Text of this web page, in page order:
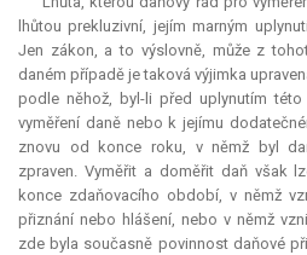
lhůtou prekluzivní, jejím marným
Jen zákon, a to výslovně, může z
daném případě je taková výjimka
podle něhož, byl-li před uplynutím
vyměření daně nebo k jejímu
znovu od konce roku, v němž byl
zpraven. Vyměřit a doměřit daň však
konce zdaňovacího období, v němž
přiznání nebo hlášení, nebo v němž
zde byla současně povinnost daňové